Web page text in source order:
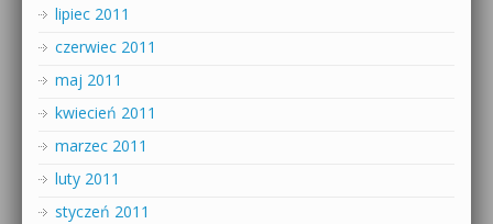
lipiec 2011
czerwiec 2011
maj 2011
kwiecień 2011
marzec 2011
luty 2011
styczeń 2011